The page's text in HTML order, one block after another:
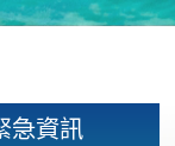
緊急資訊